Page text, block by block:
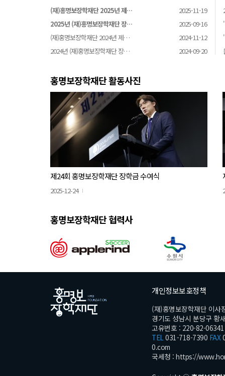
(재)홍명보장학재단 2025년 제…
2025-11-19
2025년 (재)홍명보장학재단 장…
2025-09-16
(재)홍명보장학재단 2024년 제…
2024-11-12
2024년 (재)홍명보장학재단 장…
2024-09-20
홍명보장학재단 활동사진
제24회 홍명보장학재단 장학금 수여식
2025-12-24
홍명보장학재단 협력사
개인정보보호정책
(재)홍명보장학재단 이사
경기도 성남시 분당구 황
고유번호 : 220-82-06341
TEL031-718-7390 FAX
0.com
국세청 : https://